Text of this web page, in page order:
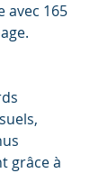
avec 165
grâce à